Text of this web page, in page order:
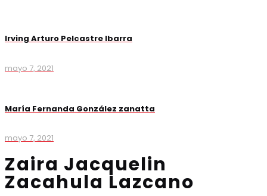
Irving Arturo Pelcastre Ibarra
mayo 7, 2021
María Fernanda González zanatta
mayo 7, 2021
Zaira Jacquelin
Zacahula Lazcano